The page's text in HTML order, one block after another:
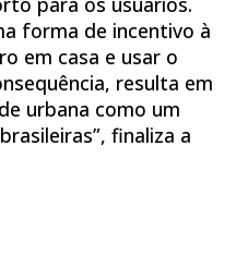
forma de incentivo à
em casa e usar o
resulta em
urbana como um
finaliza a